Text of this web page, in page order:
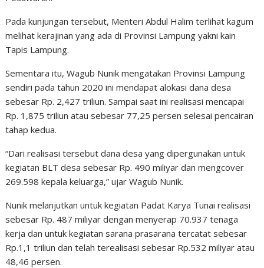
Pada kunjungan tersebut, Menteri Abdul Halim terlihat kagum
melihat kerajinan yang ada di Provinsi Lampung yakni kain
Tapis Lampung.
Sementara itu, Wagub Nunik mengatakan Provinsi Lampung
sendiri pada tahun 2020 ini mendapat alokasi dana desa
sebesar Rp. 2,427 triliun. Sampai saat ini realisasi mencapai
Rp. 1,875 triliun atau sebesar 77,25 persen selesai pencairan
tahap kedua.
“Dari realisasi tersebut dana desa yang dipergunakan untuk
kegiatan BLT desa sebesar Rp. 490 miliyar dan mengcover
269.598 kepala keluarga,” ujar Wagub Nunik.
Nunik melanjutkan untuk kegiatan Padat Karya Tunai realisasi
sebesar Rp. 487 miliyar dengan menyerap 70.937 tenaga
kerja dan untuk kegiatan sarana prasarana tercatat sebesar
Rp.1,1 triliun dan telah terealisasi sebesar Rp.532 miliyar atau
48,46 persen.